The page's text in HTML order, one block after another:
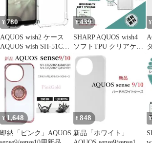
¥780
AQUOS wish2 ケース
AQUOS wish SH-51C
SHG06 SH-M20 ウィッ
シュ2 薄型 耐衝撃 コー
ナーガード ソフト ケー
¥439
SHARP AQUOS wish4
ソフトTPU クリアケー
スa
¥
¥1,648
即納「ピンク」AQUOS
¥848
新品「ホワイト」
¥